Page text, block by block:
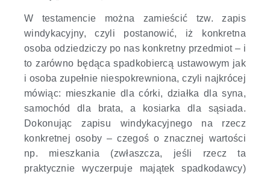
W testamencie można zamieścić tzw. zapis
windykacyjny, czyli postanowić, iż konkretna
osoba odziedziczy po nas konkretny przedmiot – i
to zarówno będąca spadkobiercą ustawowym jak
i osoba zupełnie niespokrewniona, czyli najkrócej
mówiąc: mieszkanie dla córki, działka dla syna,
samochód dla brata, a kosiarka dla sąsiada.
Dokonując zapisu windykacyjnego na rzecz
konkretnej osoby – czegoś o znacznej wartości
np. mieszkania (zwłaszcza, jeśli rzecz ta
praktycznie wyczerpuje majątek spadkodawcy)